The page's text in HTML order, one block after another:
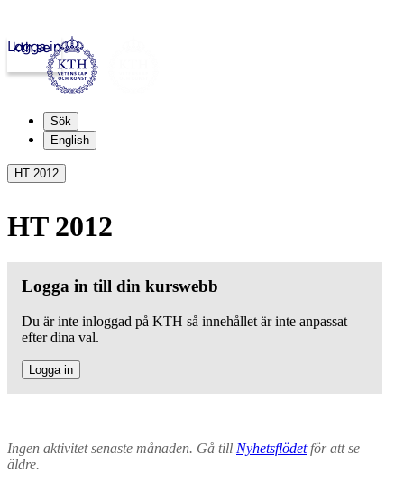
kth.se
Logga in
Sök
English
HT 2012
HT 2012
Logga in till din kurswebb
Du är inte inloggad på KTH så innehållet är inte anpassat
efter dina val.
Logga in
Ingen aktivitet senaste månaden. Gå till Nyhetsflödetför att se
äldre.